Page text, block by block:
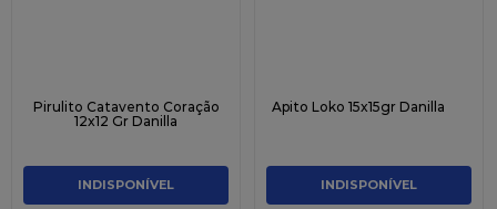
Pirulito Catavento Coração
12x12 Gr Danilla
INDISPONÍVEL
Apito Loko 15x15gr Danilla
INDISPONÍVEL